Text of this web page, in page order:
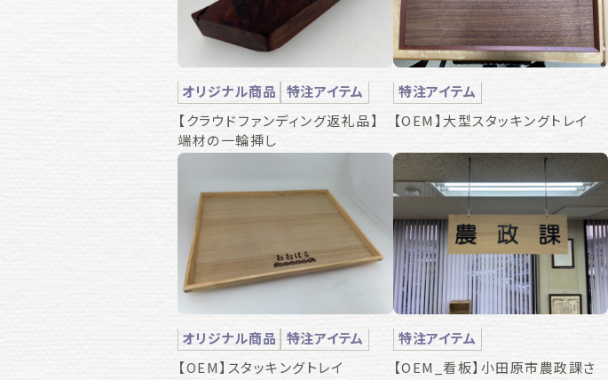
オリジナル商品
特注アイテム
【クラウドファンディング返礼品】
端材の一輪挿し
特注アイテム
【OEM】大型スタッキングトレイ
オリジナル商品
特注アイテム
【OEM】スタッキングトレイ
特注アイテム
【OEM_看板】小田原市農政課さ